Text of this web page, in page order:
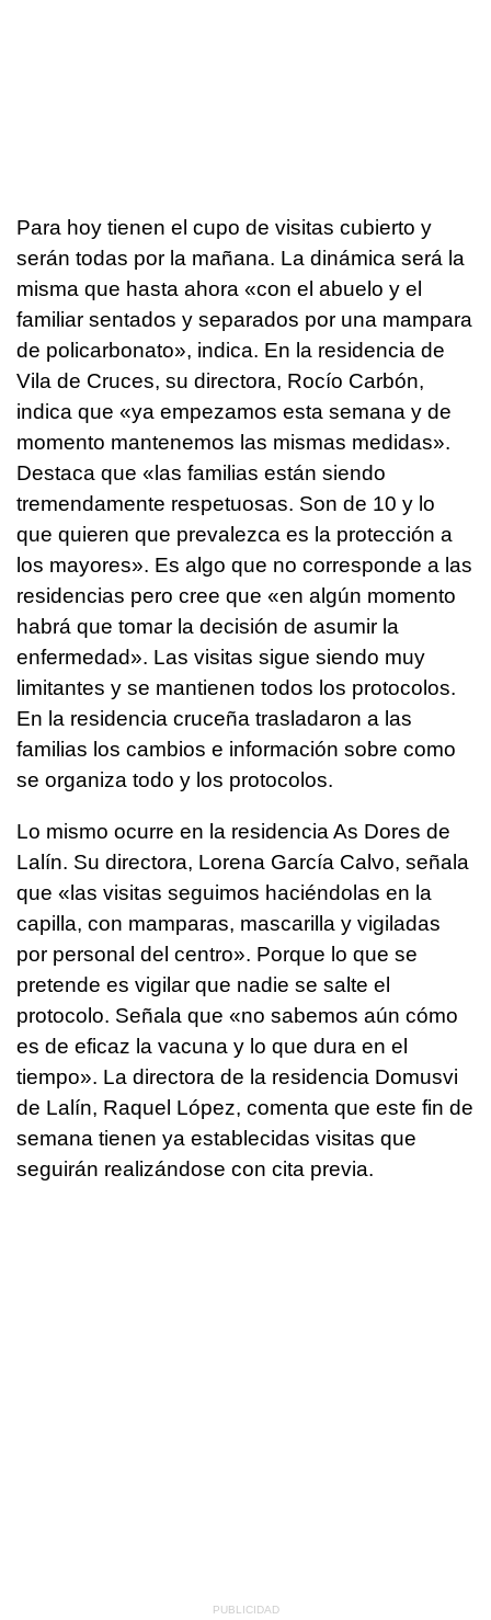
Para hoy tienen el cupo de visitas cubierto y
serán todas por la mañana. La dinámica será la
misma que hasta ahora «con el abuelo y el
familiar sentados y separados por una mampara
de policarbonato», indica. En la residencia de
Vila de Cruces, su directora, Rocío Carbón,
indica que «ya empezamos esta semana y de
momento mantenemos las mismas medidas».
Destaca que «las familias están siendo
tremendamente respetuosas. Son de 10 y lo
que quieren que prevalezca es la protección a
los mayores». Es algo que no corresponde a las
residencias pero cree que «en algún momento
habrá que tomar la decisión de asumir la
enfermedad». Las visitas sigue siendo muy
limitantes y se mantienen todos los protocolos.
En la residencia cruceña trasladaron a las
familias los cambios e información sobre como
se organiza todo y los protocolos.
Lo mismo ocurre en la residencia As Dores de
Lalín. Su directora, Lorena García Calvo, señala
que «las visitas seguimos haciéndolas en la
capilla, con mamparas, mascarilla y vigiladas
por personal del centro». Porque lo que se
pretende es vigilar que nadie se salte el
protocolo. Señala que «no sabemos aún cómo
es de eficaz la vacuna y lo que dura en el
tiempo». La directora de la residencia Domusvi
de Lalín, Raquel López, comenta que este fin de
semana tienen ya establecidas visitas que
seguirán realizándose con cita previa.